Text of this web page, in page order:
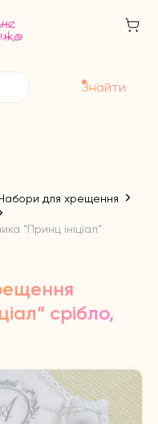
Знайти
для хрещення
“Принц ініціал”
срібло,